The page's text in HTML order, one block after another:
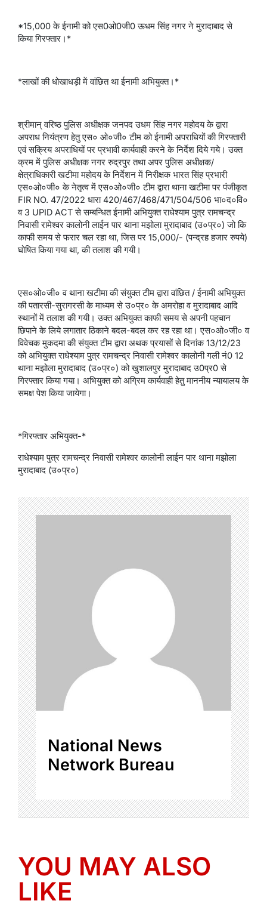
*15,000 के ईनामी को एस0ओ0जी0 ऊधम सिंह नगर ने मुरादाबाद से
किया गिरफ्तार।*
*लाखों की धोखाधड़ी में वांछित था ईनामी अभियुक्त।*
श्रीमान् वरिष्ठ पुलिस अधीक्षक जनपद उधम सिंह नगर महोदय के द्वारा
अपराध नियंत्रण हेतु एस० ओ०जी० टीम को ईनामी अपराधियों की गिरफ्तारी
एवं सक्रिय अपराधियों पर प्रभावी कार्यवाही करने के निर्देश दिये गये। उक्त
क्रम में पुलिस अधीक्षक नगर रुद्रपुर तथा अपर पुलिस अधीक्षक/
क्षेत्राधिकारी खटीमा महोदय के निर्देशन में निरीक्षक भारत सिंह प्रभारी
एस०ओ०जी० के नेतृत्व में एस०ओ०जी० टीम द्वारा थाना खटीमा पर पंजीकृत
FIR NO. 47/2022 धारा 420/467/468/471/504/506 भा०द०वि०
व 3 UPID ACT से सम्बन्धित ईनामी अभियुक्त राधेश्याम पुत्र रामचन्द्र
निवासी रामेश्वर कालोनी लाईन पार थाना मझोला मुरादाबाद (उ०प्र०) जो कि
काफी समय से फरार चल रहा था, जिस पर 15,000/- (पन्द्रह हजार रुपये)
घोषित किया गया था, की तलाश की गयी।
एस०ओ०जी० व थाना खटीमा की संयुक्त टीम द्वारा वांछित / ईनामी अभियुक्त
की पतारसी-सुरागरसी के माध्यम से उ०प्र० के अमरोहा व मुरादाबाद आदि
स्थानों में तलाश की गयी। उक्त अभियुक्त काफी समय से अपनी पहचान
छिपाने के लिये लगातार ठिकाने बदल-बदल कर रह रहा था। एस०ओ०जी० व
विवेचक मुकदमा की संयुक्त टीम द्वारा अथक प्रयासों से दिनांक 13/12/23
को अभियुक्त राधेश्याम पुत्र रामचन्द्र निवासी रामेश्वर कालोनी गली नं0 12
थाना मझोला मुरादाबाद (उ०प्र०) को खुशालपुर मुरादाबाद उ0प्र0 से
गिरफ्तार किया गया। अभियुक्त को अग्रिम कार्यवाही हेतु माननीय न्यायालय के
समक्ष पेश किया जायेगा।
*गिरफ्तार अभियुक्त-*
राधेश्याम पुत्र रामचन्द्र निवासी रामेश्वर कालोनी लाईन पार थाना मझोला
मुरादाबाद (उ०प्र०)
National News
Network Bureau
YOU MAY ALSO
LIKE